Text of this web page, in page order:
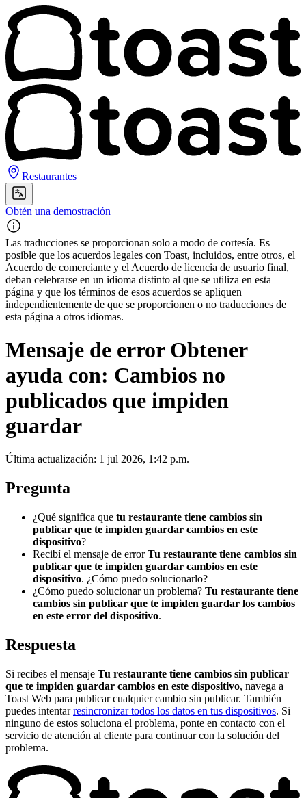
Restaurantes
Obtén una demostración
Las traducciones se proporcionan solo a modo de cortesía. Es
posible que los acuerdos legales con Toast, incluidos, entre otros, el
Acuerdo de comerciante y el Acuerdo de licencia de usuario final,
deban celebrarse en un idioma distinto al que se utiliza en esta
página y que los términos de esos acuerdos se apliquen
independientemente de que se proporcionen o no traducciones de
esta página a otros idiomas.
Mensaje de error Obtener
ayuda con: Cambios no
publicados que impiden
guardar
Última actualización: 1 jul 2026, 1:42 p.m.
Pregunta
¿Qué significa que tu restaurante tiene cambios sin
publicar que te impiden guardar cambios en este
dispositivo?
Recibí el mensaje de errorTu restaurante tiene cambios sin
publicar que te impiden guardar cambios en este
dispositivo. ¿Cómo puedo solucionarlo?
¿Cómo puedo solucionar un problema? Tu restaurante tiene
cambios sin publicar que te impiden guardar los cambios
en este error del dispositivo.
Respuesta
Si recibes el mensaje Tu restaurante tiene cambios sin publicar
que te impiden guardar cambios en este dispositivo, navega a
Toast Web para publicar cualquier cambio sin publicar. También
puedes intentarresincronizar todos los datos en tus dispositivos. Si
ninguno de estos soluciona el problema, ponte en contacto con el
servicio de atención al cliente para continuar con la solución del
problema.